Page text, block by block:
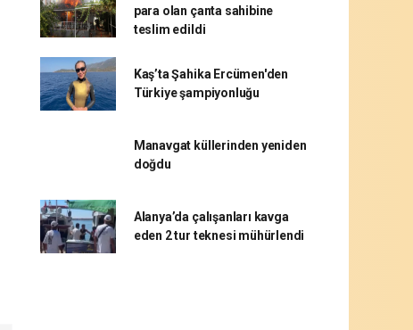
para olan çanta sahibine
teslim edildi
Kaş’ta Şahika Ercümen'den
Türkiye şampiyonluğu
Manavgat küllerinden yeniden
doğdu
Alanya’da çalışanları kavga
eden 2 tur teknesi mühürlendi